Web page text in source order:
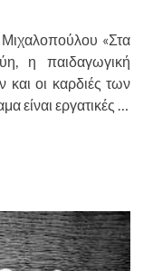
«Στα
η παιδαγωγική
και οι καρδιές των
είναι εργατικές …